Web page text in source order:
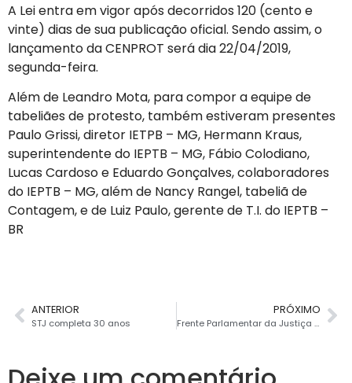
A Lei entra em vigor após decorridos 120 (cento e
vinte) dias de sua publicação oficial. Sendo assim, o
lançamento da CENPROT será dia 22/04/2019,
segunda-feira.
Além de Leandro Mota, para compor a equipe de
tabeliães de protesto, também estiveram presentes
Paulo Grissi, diretor IETPB – MG, Hermann Kraus,
superintendente do IEPTB – MG, Fábio Colodiano,
Lucas Cardoso e Eduardo Gonçalves, colaboradores
do IEPTB – MG, além de Nancy Rangel, tabeliã de
Contagem, e de Luiz Paulo, gerente de T.I. do IEPTB –
BR
ANTERIOR
STJ completa 30 anos
PRÓXIMO
Frente Parlamentar da Justiça Notarial e Registral é lançada em Brasília